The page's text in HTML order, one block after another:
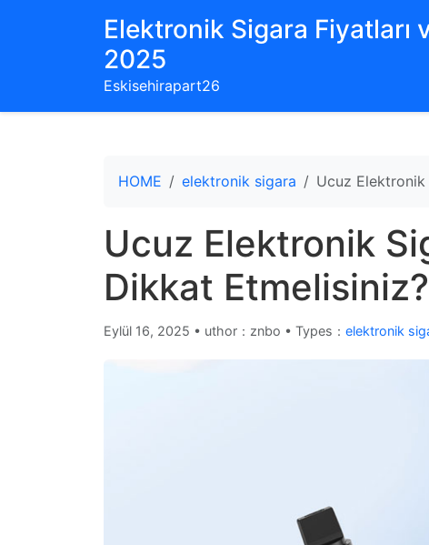
Elektronik Sigara Fiyatları
2025
Eskisehirapart26
HOME elektronik sigara Ucuz Elektronik
Ucuz Elektronik
Dikkat Etmelisiniz?
Eylül 16, 2025 • uthor：znbo • Types： elektronik